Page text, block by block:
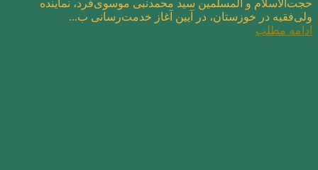
حجت‌الاسلام و المسلمین سید محمدنبی موسوی‌فرد، نماینده
ولی‌فقیه در خوزستان، در آیین آغاز خدمت‌رسانی ب...
ادامه مطلب